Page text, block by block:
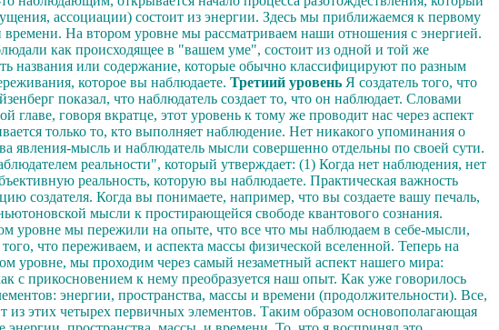
ассоциации) состоит из энергии. Здесь мы приближаемся к первому
времени. На втором уровне мы рассматриваем наши отношения с энергией.
как происходящее в "вашем уме", состоит из одной и той же
названия или содержание, которые обычно классифицируют по разным
которое вы наблюдаете. Третиий уровень Я создатель того, что
показал, что наблюдатель создает то, что он наблюдает. Словами
говоря вкратце, этот уровень к тому же проводит нас через аспект
только то, кто выполняет наблюдение. Нет никакого упоминания о
явления-мысль и наблюдатель мысли совершенно отдельны по своей сути.
реальности", который утверждает: (1) Когда нет наблюдения, нет
реальность, которую вы наблюдаете. Практическая важность
создателя. Когда вы понимаете, например, что вы создаете вашу печаль,
мысли к простирающейся свободе квантового сознания.
уровне мы пережили на опыте, что все что мы наблюдаем в себе-мысли,
что переживаем, и аспекта массы физической вселенной. Теперь на
уровне, мы проходим через самый незаметный аспект нашего мира:
с прикосновением к нему преобразуется наш опыт. Как уже говорилось
энергии, пространства, массы и времени (продолжительности). Все,
из этих четырех первичных элементов. Таким образом основополагающая